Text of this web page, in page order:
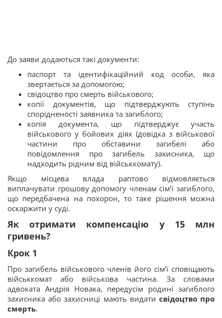
До заяви додаються такі документи:
паспорт та ідентифікаційний код особи, яка
звертається за допомогою;
свідоцтво про смерть військового;
копії документів, що підтверджують ступінь
спорідненості заявника та загиблого;
копія документа, що підтверджує участь
військового у бойових діях (довідка з військової
частини про обставини загибелі або
повідомлення про загибель захисника, що
надходить рідним від військкомату).
Якщо місцева влада раптово відмовляється
виплачувати грошову допомогу членам сім’ї загиблого,
що передбачена на похорон, то таке рішення можна
оскаржити у суді.
Як отримати компенсацію у 15 млн
гривень?
Крок 1
Про загибель військового членів його сім’ї сповіщають
військкомат або військова частина. За словами
адвоката Андрія Новака, передусім родині загиблого
захисника або захисниці мають видати свідоцтво про
смерть.